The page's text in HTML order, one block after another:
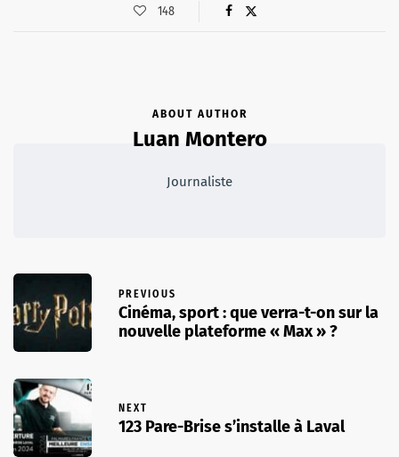
148
ABOUT AUTHOR
Luan Montero
Journaliste
PREVIOUS
Cinéma, sport : que verra-t-on sur la
nouvelle plateforme « Max » ?
NEXT
123 Pare-Brise s’installe à Laval